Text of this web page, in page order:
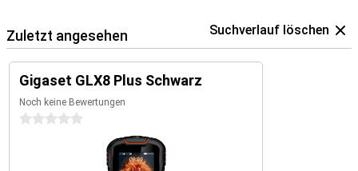
Zuletzt angesehen Suchverlauf löschen
Gigaset GLX8 Plus Schwarz
Noch keine Bewertungen
0 Sterne